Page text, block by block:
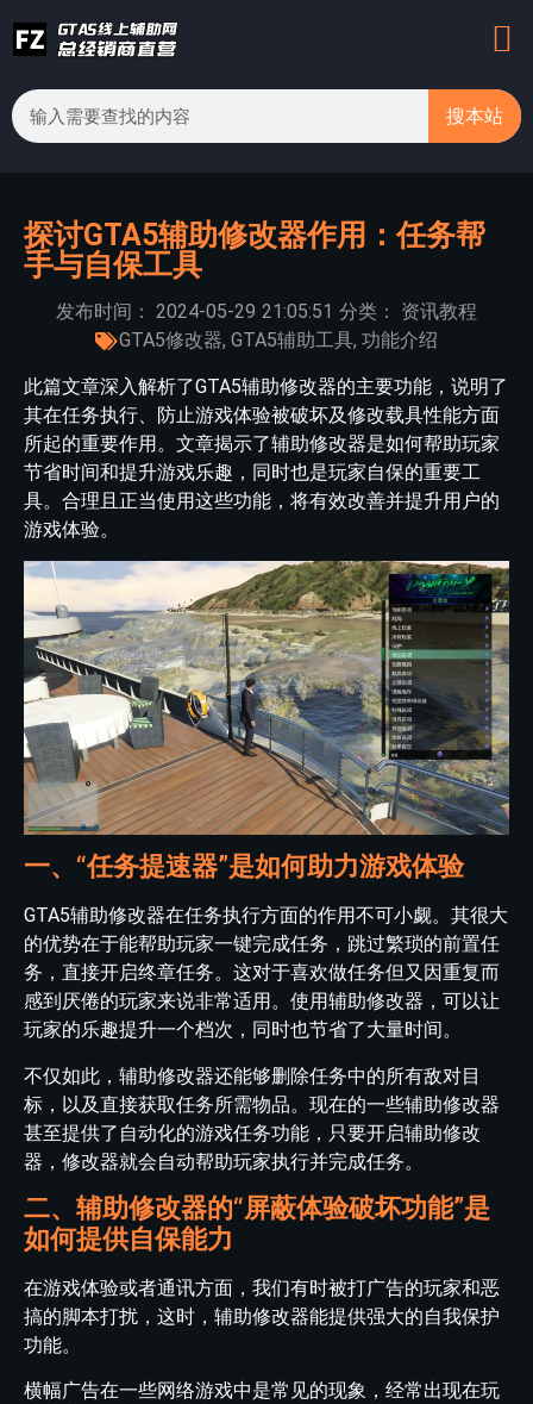
搜本站
探讨GTA5辅助修改器作用：任务帮
手与自保工具
发布时间： 2024-05-29 21:05:51 分类：
资讯教程
GTA5修改器, GTA5辅助工具, 功能介绍
此篇文章深入解析了GTA5辅助修改器的主要功能，说明了
其在任务执行、防止游戏体验被破坏及修改载具性能方面
所起的重要作用。文章揭示了辅助修改器是如何帮助玩家
节省时间和提升游戏乐趣，同时也是玩家自保的重要工
具。合理且正当使用这些功能，将有效改善并提升用户的
游戏体验。
一、“任务提速器”是如何助力游戏体验
GTA5辅助修改器在任务执行方面的作用不可小觑。其很大
的优势在于能帮助玩家一键完成任务，跳过繁琐的前置任
务，直接开启终章任务。这对于喜欢做任务但又因重复而
感到厌倦的玩家来说非常适用。使用辅助修改器，可以让
玩家的乐趣提升一个档次，同时也节省了大量时间。
不仅如此，辅助修改器还能够删除任务中的所有敌对目
标，以及直接获取任务所需物品。现在的一些辅助修改器
甚至提供了自动化的游戏任务功能，只要开启辅助修改
器，修改器就会自动帮助玩家执行并完成任务。
二、辅助修改器的“屏蔽体验破坏功能”是
如何提供自保能力
在游戏体验或者通讯方面，我们有时被打广告的玩家和恶
搞的脚本打扰，这时，辅助修改器能提供强大的自我保护
功能。
横幅广告在一些网络游戏中是常见的现象，经常出现在玩